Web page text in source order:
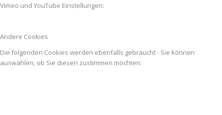
Vimeo und YouTube Einstellungen:
Andere Cookies
Die folgenden Cookies werden ebenfalls gebraucht - Sie können
auswählen, ob Sie diesen zustimmen möchten: